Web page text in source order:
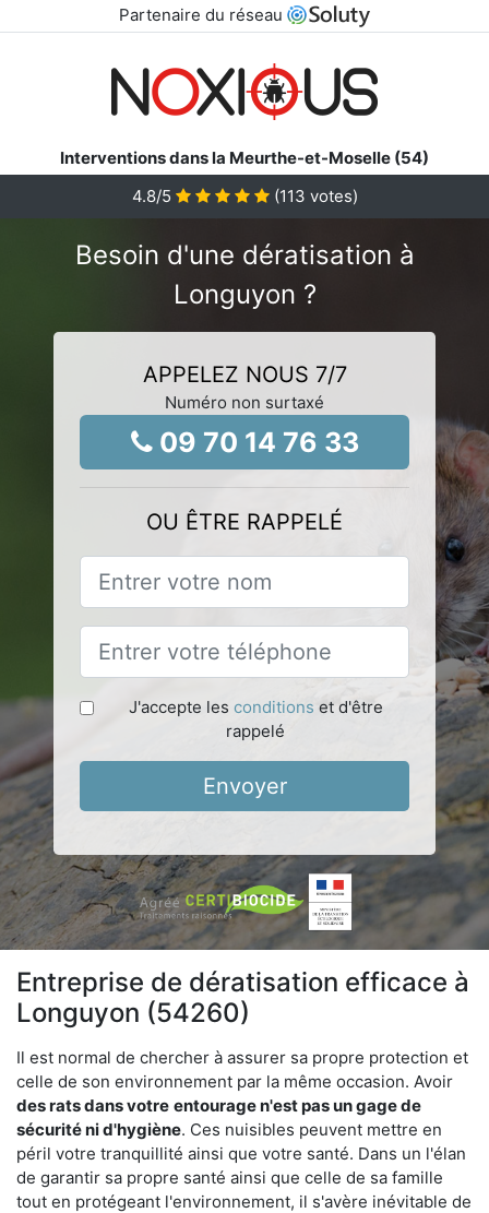
Partenaire du réseau
Interventions dans la Meurthe-et-Moselle (54)
4.8/5 (113 votes)
Besoin d'une dératisation à
Longuyon ?
APPELEZ NOUS 7/7
Numéro non surtaxé
09 70 14 76 33
OU ÊTRE RAPPELÉ
J'accepte les conditions et d'être
rappelé
Envoyer
Entreprise de dératisation efficace à
Longuyon (54260)
Il est normal de chercher à assurer sa propre protection et
celle de son environnement par la même occasion. Avoir
des rats dans votre entourage n'est pas un gage de
sécurité ni d'hygiène. Ces nuisibles peuvent mettre en
péril votre tranquillité ainsi que votre santé. Dans un l'élan
de garantir sa propre santé ainsi que celle de sa famille
tout en protégeant l'environnement, il s'avère inévitable de